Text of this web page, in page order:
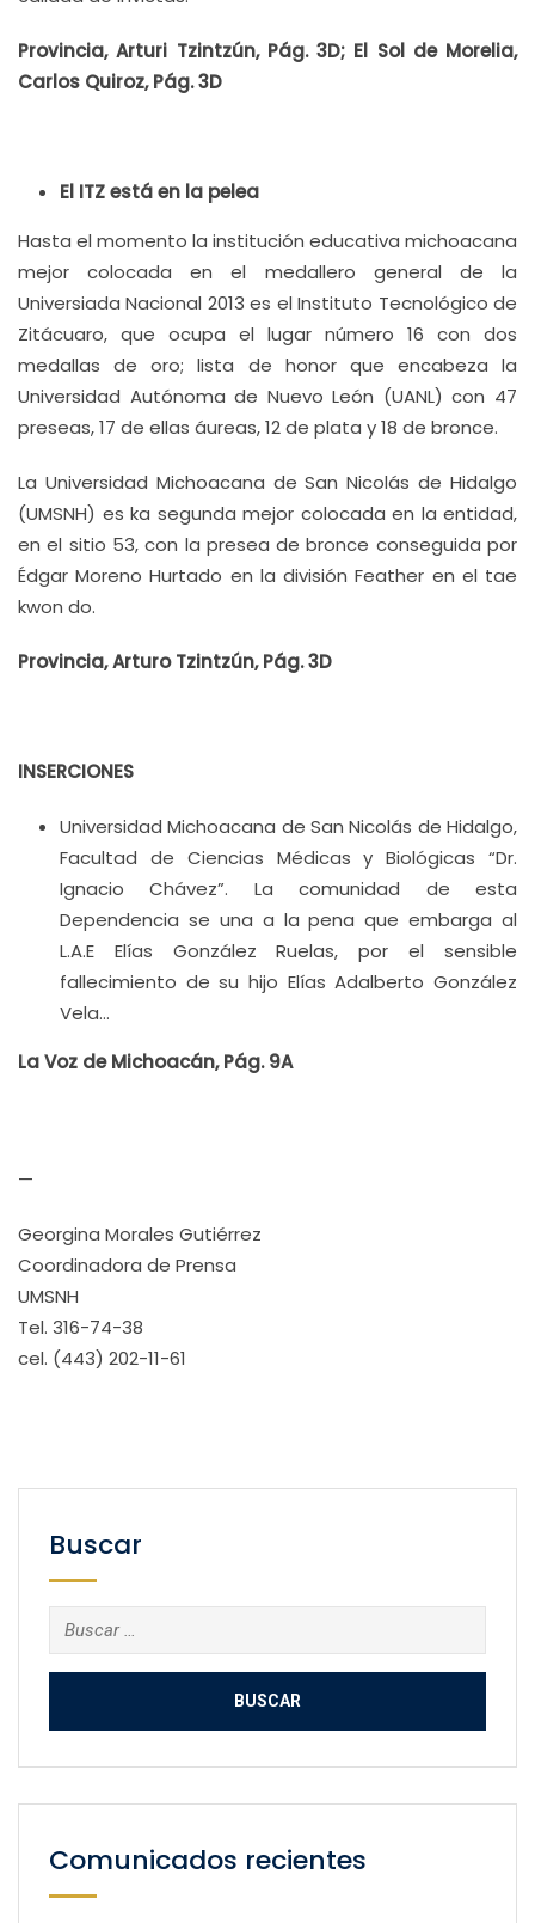
Provincia, Arturi Tzintzún, Pág. 3D; El Sol de Morelia,
Carlos Quiroz, Pág. 3D
El ITZ está en la pelea
Hasta el momento la institución educativa michoacana
mejor colocada en el medallero general de la
Universiada Nacional 2013 es el Instituto Tecnológico de
Zitácuaro, que ocupa el lugar número 16 con dos
medallas de oro; lista de honor que encabeza la
Universidad Autónoma de Nuevo León (UANL) con 47
preseas, 17 de ellas áureas, 12 de plata y 18 de bronce.
La Universidad Michoacana de San Nicolás de Hidalgo
(UMSNH) es ka segunda mejor colocada en la entidad,
en el sitio 53, con la presea de bronce conseguida por
Édgar Moreno Hurtado en la división Feather en el tae
kwon do.
Provincia, Arturo Tzintzún, Pág. 3D
INSERCIONES
Universidad Michoacana de San Nicolás de Hidalgo,
Facultad de Ciencias Médicas y Biológicas “Dr.
Ignacio Chávez”. La comunidad de esta
Dependencia se una a la pena que embarga al
L.A.E Elías González Ruelas, por el sensible
fallecimiento de su hijo Elías Adalberto González
Vela…
La Voz de Michoacán, Pág. 9A
—
Georgina Morales Gutiérrez
Coordinadora de Prensa
UMSNH
Tel. 316-74-38
cel. (443) 202-11-61
Buscar
Buscar:
Comunicados recientes